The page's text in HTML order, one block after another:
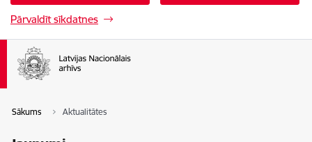
Pārvaldīt sīkdatnes
Sākums Aktualitātes